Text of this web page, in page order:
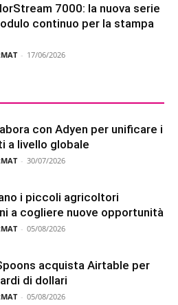
7000: la nuova serie
continuo per la stampa
- 17/06/2026
con Adyen per unificare i
a livello globale
- 30/07/2026
i piccoli agricoltori
a cogliere nuove opportunità
- 05/08/2026
acquista Airtable per
di dollari
- 05/08/2026